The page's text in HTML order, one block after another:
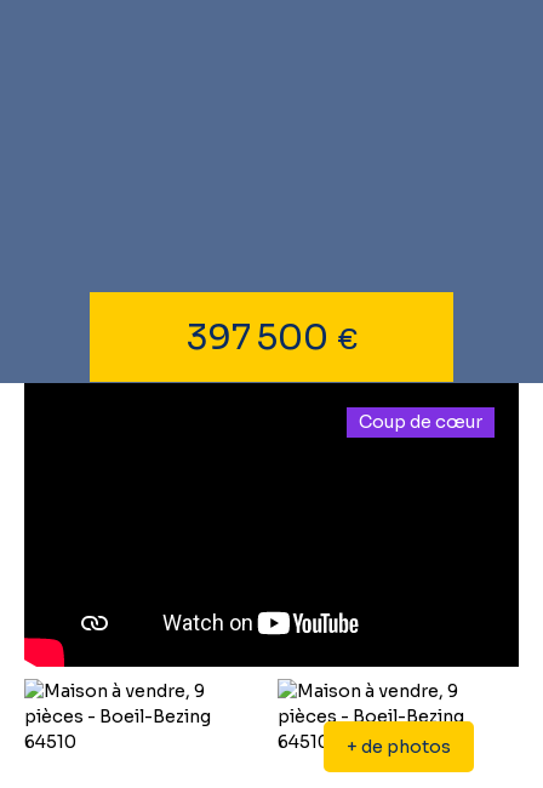
397 500 €
Coup de cœur
+ de photos